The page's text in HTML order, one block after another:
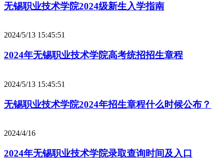
无锡职业技术学院2024级新生入学指南
2024/5/13 15:45:51
2024年无锡职业技术学院高考统招招生章程
2024/5/13 15:45:51
无锡职业技术学院2024年招生章程什么时候公布？
2024/4/16
2024年无锡职业技术学院录取查询时间及入口